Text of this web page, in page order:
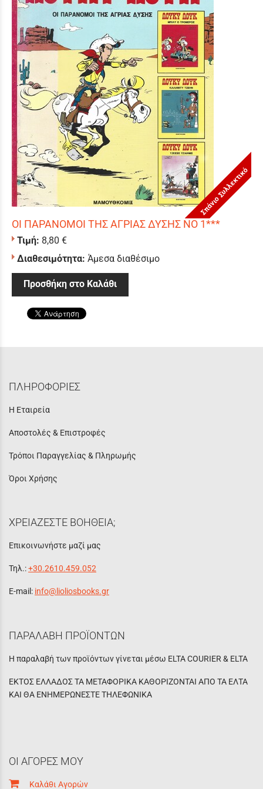
Σπάνιο Συλλεκτικό
ΟΙ ΠΑΡΑΝΟΜΟΙ ΤΗΣ ΑΓΡΙΑΣ ΔΥΣΗΣ ΝΟ 1***
Τιμή: 8,80 €
Διαθεσιμότητα: Άμεσα διαθέσιμο
Προσθήκη στο Καλάθι
ΠΛΗΡΟΦΟΡΙΕΣ
Η Εταιρεία
Αποστολές & Επιστροφές
Τρόποι Παραγγελίας & Πληρωμής
Όροι Χρήσης
ΧΡΕΙΑΖΕΣΤΕ ΒΟΗΘΕΙΑ;
Επικοινωνήστε μαζί μας
Τηλ.:+30.2610.459.052
E-mail: info@lioliosbooks.gr
ΠΑΡΑΛΑΒΗ ΠΡΟΪΟΝΤΩΝ
Η παραλαβή των προϊόντων γίνεται μέσω ELTA COURIER & ELTA
ΕΚΤΟΣ ΕΛΛΑΔΟΣ ΤΑ ΜΕΤΑΦΟΡΙΚΑ ΚΑΘΟΡΙΖΟΝΤΑΙ ΑΠΟ ΤΑ ΕΛΤΑ
ΚΑΙ ΘΑ ΕΝΗΜΕΡΩΝΕΣΤΕ ΤΗΛΕΦΩΝΙΚΑ
ΟΙ ΑΓΟΡΕΣ ΜΟΥ
Καλάθι Αγορών